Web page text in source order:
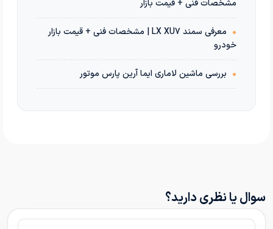
مشخصات فنی + قیمت بازار
•
معرفی سمند LX XU7 | مشخصات فنی + قیمت بازار
خودرو
• بررسی ماشین لاماری ایما آرین پارس موتور
سوال یا نظری دارید؟